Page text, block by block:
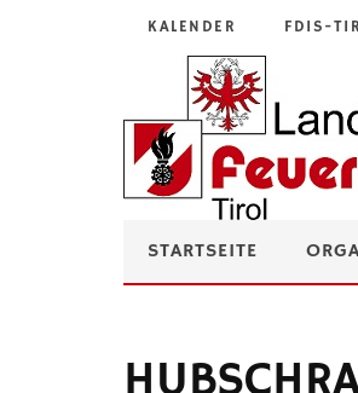
KALENDER FDIS-
STARTSEITE